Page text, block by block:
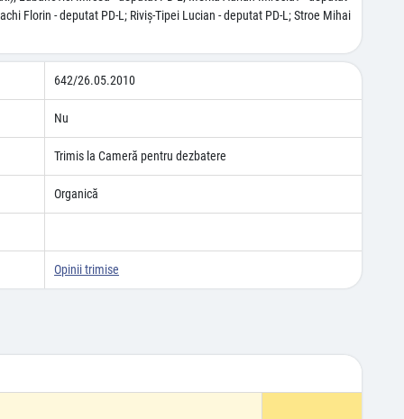
Florin - deputat PD-L; Riviş-Tipei Lucian - deputat PD-L; Stroe Mihai
642/26.05.2010
Nu
Trimis la Cameră pentru dezbatere
Organică
Opinii trimise